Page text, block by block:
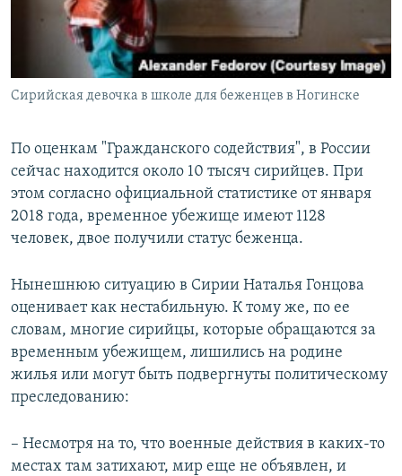
Сирийская девочка в школе для беженцев в Ногинске
По оценкам "Гражданского содействия", в России
сейчас находится около 10 тысяч сирийцев. При
этом согласно официальной статистике от января
2018 года, временное убежище имеют 1128
человек, двое получили статус беженца.
Нынешнюю ситуацию в Сирии Наталья Гонцова
оценивает как нестабильную. К тому же, по ее
словам, многие сирийцы, которые обращаются за
временным убежищем, лишились на родине
жилья или могут быть подвергнуты политическому
преследованию:
– Несмотря на то, что военные действия в каких-то
местах там затихают, мир еще не объявлен, и